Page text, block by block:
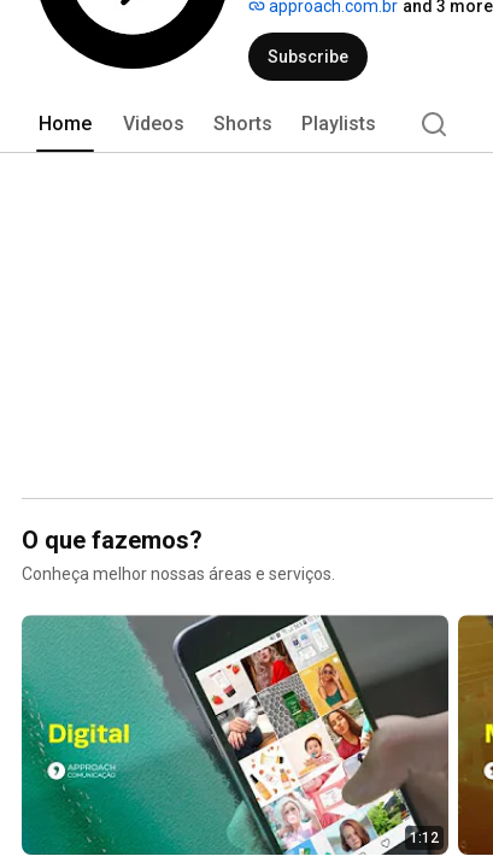
approach.com.br and 3
Subscribe
Home Videos Shorts Playlists
O que fazemos?
Conheça melhor nossas áreas e serviços.
1:12